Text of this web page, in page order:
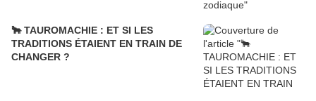
🐂 TAUROMACHIE : ET SI LES
TRADITIONS ÉTAIENT EN TRAIN DE
CHANGER ?